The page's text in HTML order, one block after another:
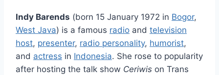
Indy Barends (born 15 January 1972 in Bogor,
West Java) is a famous radio and television
host, presenter, radio personality, humorist,
and actress in Indonesia. She rose to popularity
after hosting the talk show Ceriwis on Trans